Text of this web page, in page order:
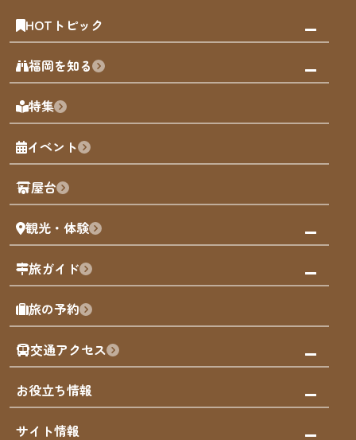
HOTトピック
みんなの旅行記
天神エリア
博多旧市街
福岡城
歴史・文化
福岡を知る
福岡の見どころ
福岡の魅力
観光カレンダー
観光PR動画
まち歩き
福岡グルメ
福岡を楽しむ
福岡のアート
福岡のナイトタイム
福岡の歴史・文化
サステナブルツーリズム
福岡検定
特集
イベント
屋台
観光・体験
観る・遊ぶ
屋台
買う
体験
泊まる
旅ガイド
モデルコース
AIおまかせコース
オリジナルプラン
みんなの旅行記
旅の予約
交通アクセス
市内交通ガイド
お得なチケット
お役立ち情報
お知らせ
サイト情報